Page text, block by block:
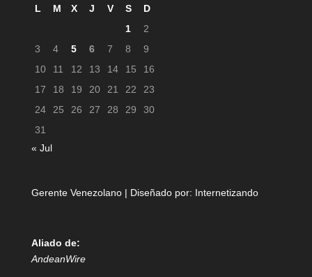
L M X J V S
D
1
2
3
4 5 6 7 8
9
10
11 12 13 14 15
16
17
18 19 20 21 22
23
24
25 26 27 28 29
30
31
« Jul
Gerente Venezolano | Diseñado por: Internetizando
Aliado de:
AndeanWire